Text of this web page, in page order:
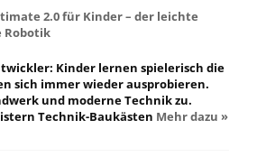
2.0 für Kinder – der leichte
Robotik
Kinder lernen spielerisch die
sich immer wieder ausprobieren.
und moderne Technik zu.
Technik-Baukästen Mehr dazu »